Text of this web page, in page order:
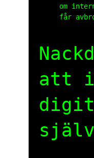
om
får
att